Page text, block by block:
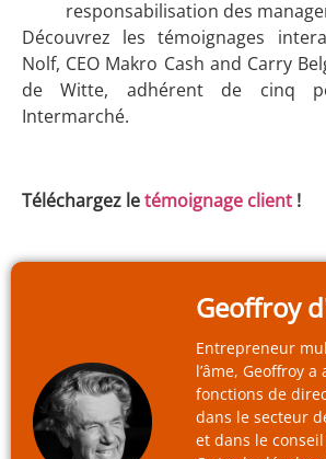
responsabilisation des
Découvrez les témoignages
Nolf, CEO Makro Cash and Carry
de Witte, adhérent de cinq
Intermarché.
Téléchargez letémoignage client !
Geoffroy
Entrepreneur
l’âme, Geoffroy
fonctions de
dans le secteur
et dans le conseil